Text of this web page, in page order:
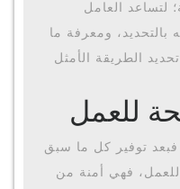
لتساعد العامل
ومعرفة ما
الطريقة الأمثل
للعمل
توفير كل ما سبق
فهي أمنة من